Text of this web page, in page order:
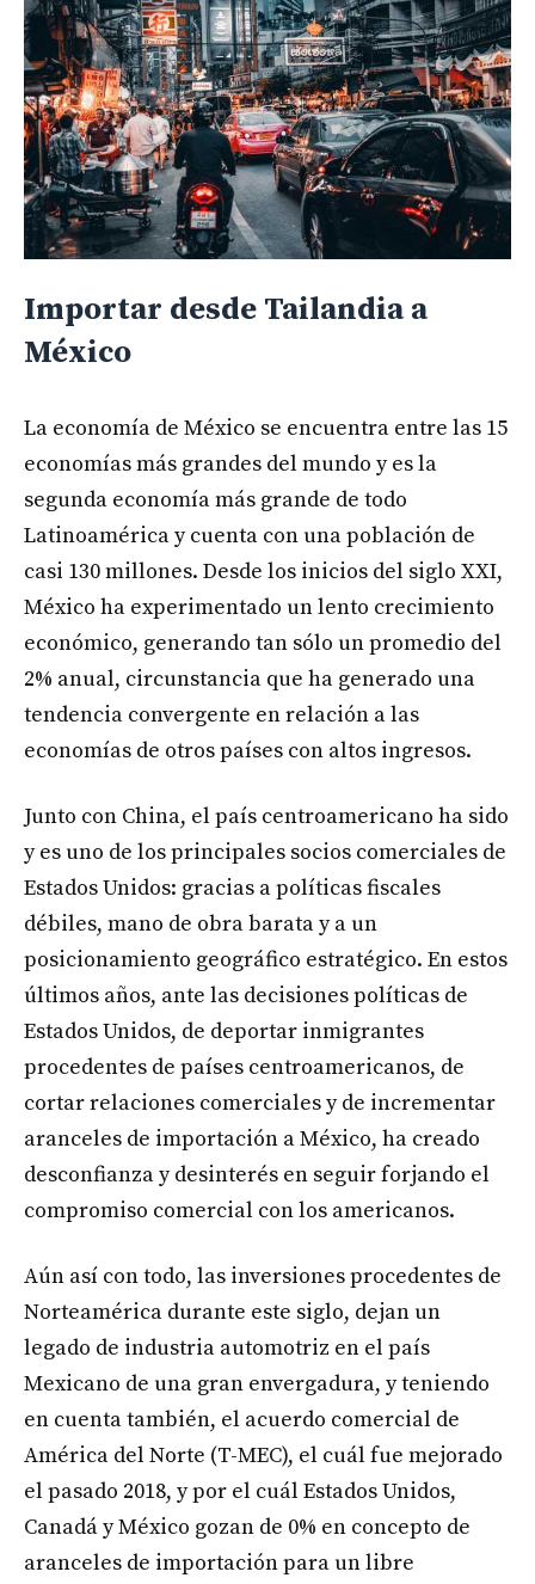
Importar desde Tailandia a
México
La economía de México se encuentra entre las 15
economías más grandes del mundo y es la
segunda economía más grande de todo
Latinoamérica y cuenta con una población de
casi 130 millones. Desde los inicios del siglo XXI,
México ha experimentado un lento crecimiento
económico, generando tan sólo un promedio del
2% anual, circunstancia que ha generado una
tendencia convergente en relación a las
economías de otros países con altos ingresos.
Junto con China, el país centroamericano ha sido
y es uno de los principales socios comerciales de
Estados Unidos: gracias a políticas fiscales
débiles, mano de obra barata y a un
posicionamiento geográfico estratégico. En estos
últimos años, ante las decisiones políticas de
Estados Unidos, de deportar inmigrantes
procedentes de países centroamericanos, de
cortar relaciones comerciales y de incrementar
aranceles de importación a México, ha creado
desconfianza y desinterés en seguir forjando el
compromiso comercial con los americanos.
Aún así con todo, las inversiones procedentes de
Norteamérica durante este siglo, dejan un
legado de industria automotriz en el país
Mexicano de una gran envergadura, y teniendo
en cuenta también, el acuerdo comercial de
América del Norte (T-MEC), el cuál fue mejorado
el pasado 2018, y por el cuál Estados Unidos,
Canadá y México gozan de 0% en concepto de
aranceles de importación para un libre